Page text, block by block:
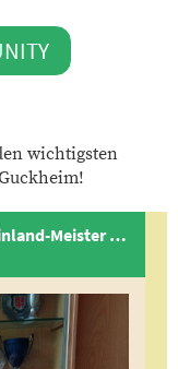
wichtigsten
Philipp Püchner wird souverän Rheinland-Meister der U14